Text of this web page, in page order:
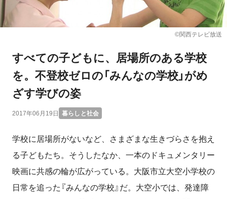
生協の宅配パルシステム
©関西テレビ放送
すべての子どもに、居場所のある学校
を。不登校ゼロの「みんなの学校」がめ
ざす学びの姿
2017年06月19日 暮らしと社会
学校に居場所がないなど、さまざまな生きづらさを抱え
る子どもたち。そうしたなか、一本のドキュメンタリー
映画に共感の輪が広がっている。大阪市立大空小学校の
日常を追った『みんなの学校』だ。大空小では、発達障